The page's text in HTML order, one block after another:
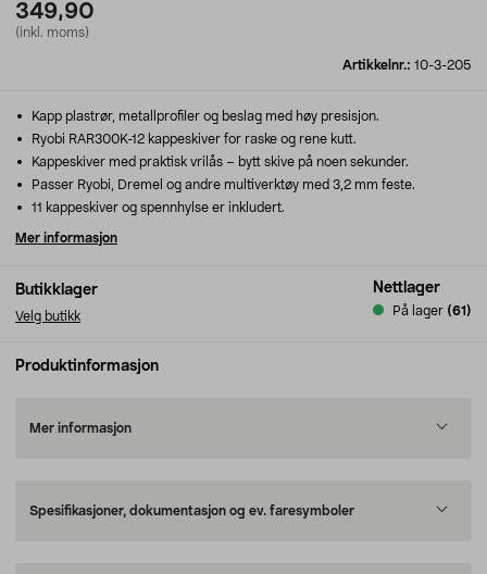
349,90
(inkl. moms)
Artikkelnr.: 10-3-205
Butikklager
Velg butikk
Nettlager
På lager (61)
Kapp plastrør, metallprofiler og beslag med høy presisjon.
Ryobi RAR300K-12 kappeskiver for raske og rene kutt.
Kappeskiver med praktisk vrilås – bytt skive på noen sekunder.
Passer Ryobi, Dremel og andre multiverktøy med 3,2 mm feste.
11 kappeskiver og spennhylse er inkludert.
Mer informasjon
Produktinformasjon
Mer informasjon
Spesifikasjoner, dokumentasjon og ev. faresymboler